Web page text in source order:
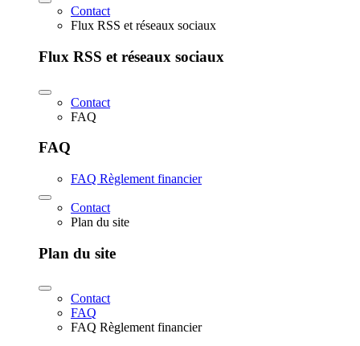
Contact
Flux RSS et réseaux sociaux
Flux RSS et réseaux sociaux
Contact
FAQ
FAQ
FAQ Règlement financier
Contact
Plan du site
Plan du site
Contact
FAQ
FAQ Règlement financier